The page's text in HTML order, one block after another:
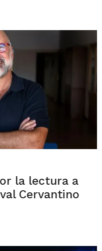
la lectura a
Cervantino